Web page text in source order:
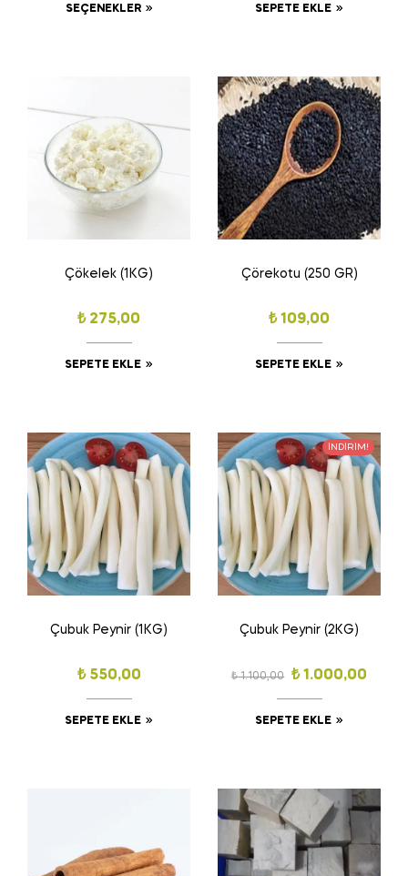
SEÇENEKLER SEPETE EKLE
Çökelek (1KG)
₺275,00
SEPETE EKLE
Çörekotu (250 GR)
₺109,00
SEPETE EKLE
Çubuk Peynir (1KG)
₺550,00
SEPETE EKLE
İNDIRIM!
Çubuk Peynir (2KG)
₺1.100,00 ₺1.000,00
SEPETE EKLE